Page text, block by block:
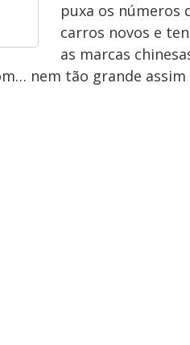
puxa os números
carros novos e
as marcas
nem tão grande assim